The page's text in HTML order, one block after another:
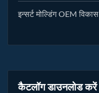
इन्सर्ट मोल्डिंग OEM विकास
कैटलॉग डाउनलोड करें